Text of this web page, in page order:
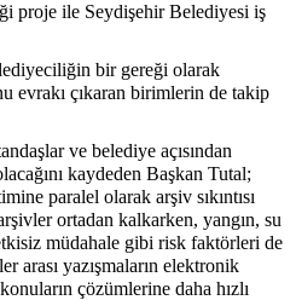
proje ile Seydişehir Belediyesi iş
bir gereği olarak
evrakı çıkaran birimlerin de takip
ve belediye açısından
kaydeden Başkan Tutal;
paralel olarak arşiv sıkıntısı
ortadan kalkarken, yangın, su
müdahale gibi risk faktörleri de
arası yazışmaların elektronik
çözümlerine daha hızlı